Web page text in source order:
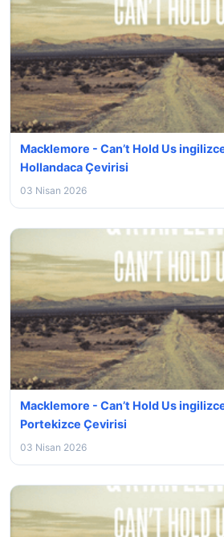
Macklemore - Can’t Hold Us
Hollandaca Çevirisi
03 Nisan 2026
Macklemore - Can’t Hold Us
Portekizce Çevirisi
03 Nisan 2026